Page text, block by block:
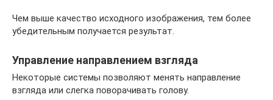
Чем выше качество исходного изображения, тем более
убедительным получается результат.
Управление направлением взгляда
Некоторые системы позволяют менять направление
взгляда или слегка поворачивать голову.